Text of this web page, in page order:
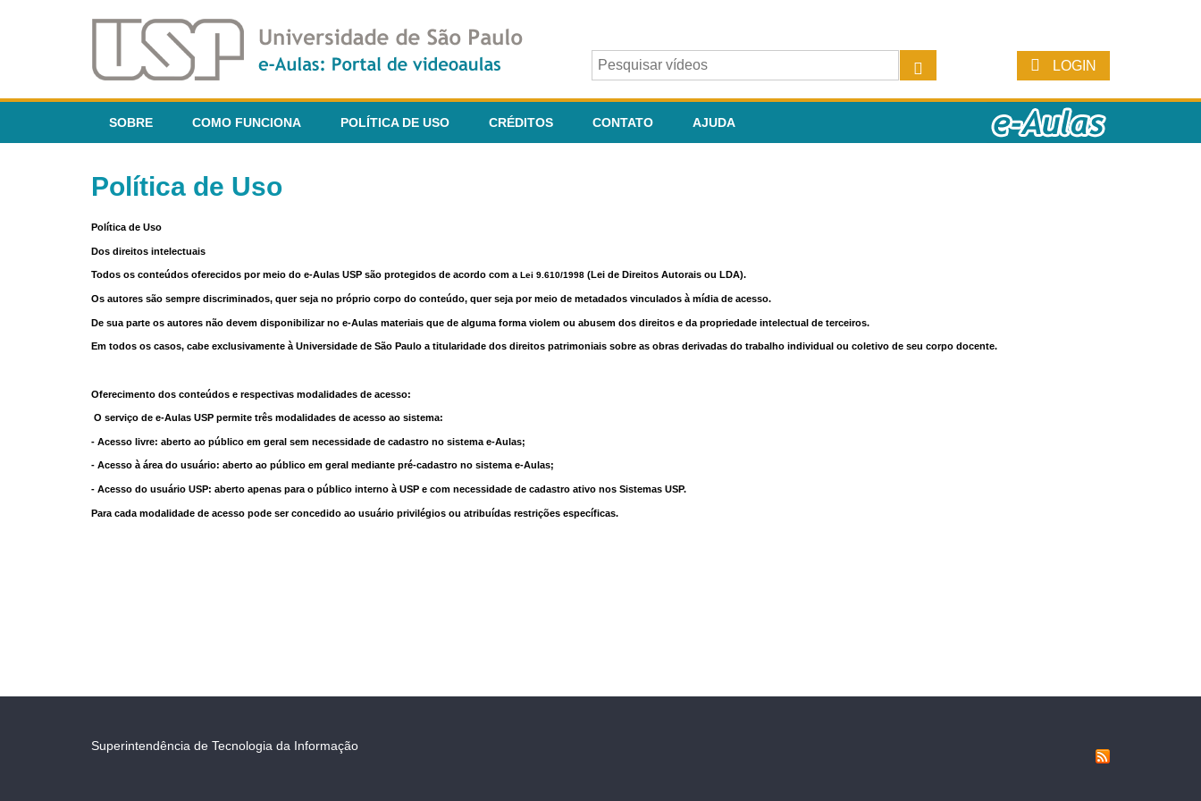
LOGIN
SOBRE COMO FUNCIONA POLÍTICA DE USO CRÉDITOS CONTATO AJUDA
Política de Uso
Política de Uso
Dos direitos intelectuais
Todos os conteúdos oferecidos por meio do e-Aulas USP são protegidos de acordo com a Lei 9.610/1998 (Lei de Direitos Autorais ou LDA).
Os autores são sempre discriminados, quer seja no próprio corpo do conteúdo, quer seja por meio de metadados vinculados à mídia de acesso.
De sua parte os autores não devem disponibilizar no e-Aulas materiais que de alguma forma violem ou abusem dos direitos e da propriedade intelectual de terceiros.
Em todos os casos, cabe exclusivamente à Universidade de São Paulo a titularidade dos direitos patrimoniais sobre as obras derivadas do trabalho individual ou coletivo de seu corpo docente.
Oferecimento dos conteúdos e respectivas modalidades de acesso:
O serviço de e-Aulas USP permite três modalidades de acesso ao sistema:
- Acesso livre: aberto ao público em geral sem necessidade de cadastro no sistema e-Aulas;
- Acesso à área do usuário: aberto ao público em geral mediante pré-cadastro no sistema e-Aulas;
- Acesso do usuário USP: aberto apenas para o público interno à USP e com necessidade de cadastro ativo nos Sistemas USP.
Para cada modalidade de acesso pode ser concedido ao usuário privilégios ou atribuídas restrições específicas.
Superintendência de Tecnologia da Informação